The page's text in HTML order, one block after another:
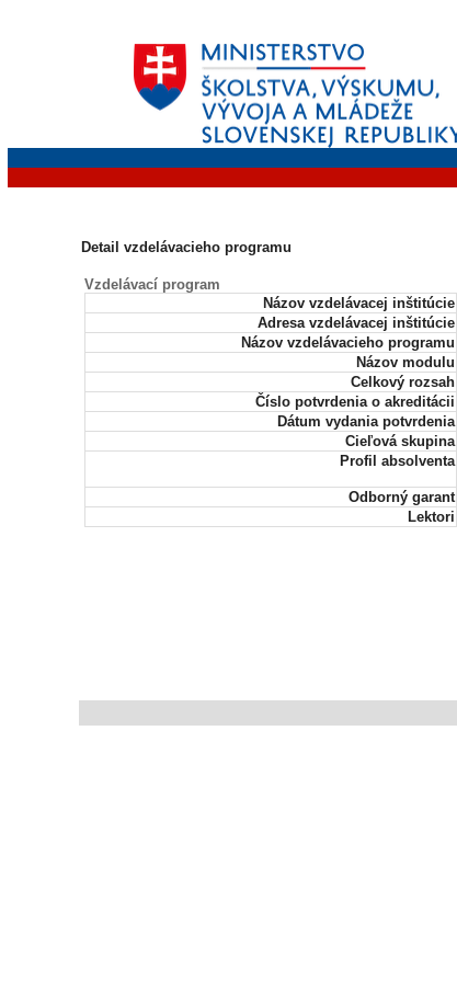
Detail vzdelávacieho programu
Vzdelávací program
Názov vzdelávacej inštitúcie
Adresa vzdelávacej inštitúcie
Názov vzdelávacieho programu
Názov modulu
Celkový rozsah
Číslo potvrdenia o akreditácii
Dátum vydania potvrdenia
Cieľová skupina
Profil absolventa
Odborný garant
Lektori